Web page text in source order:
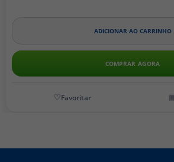
ADICIONAR AO CARRINHO
COMPRAR AGORA